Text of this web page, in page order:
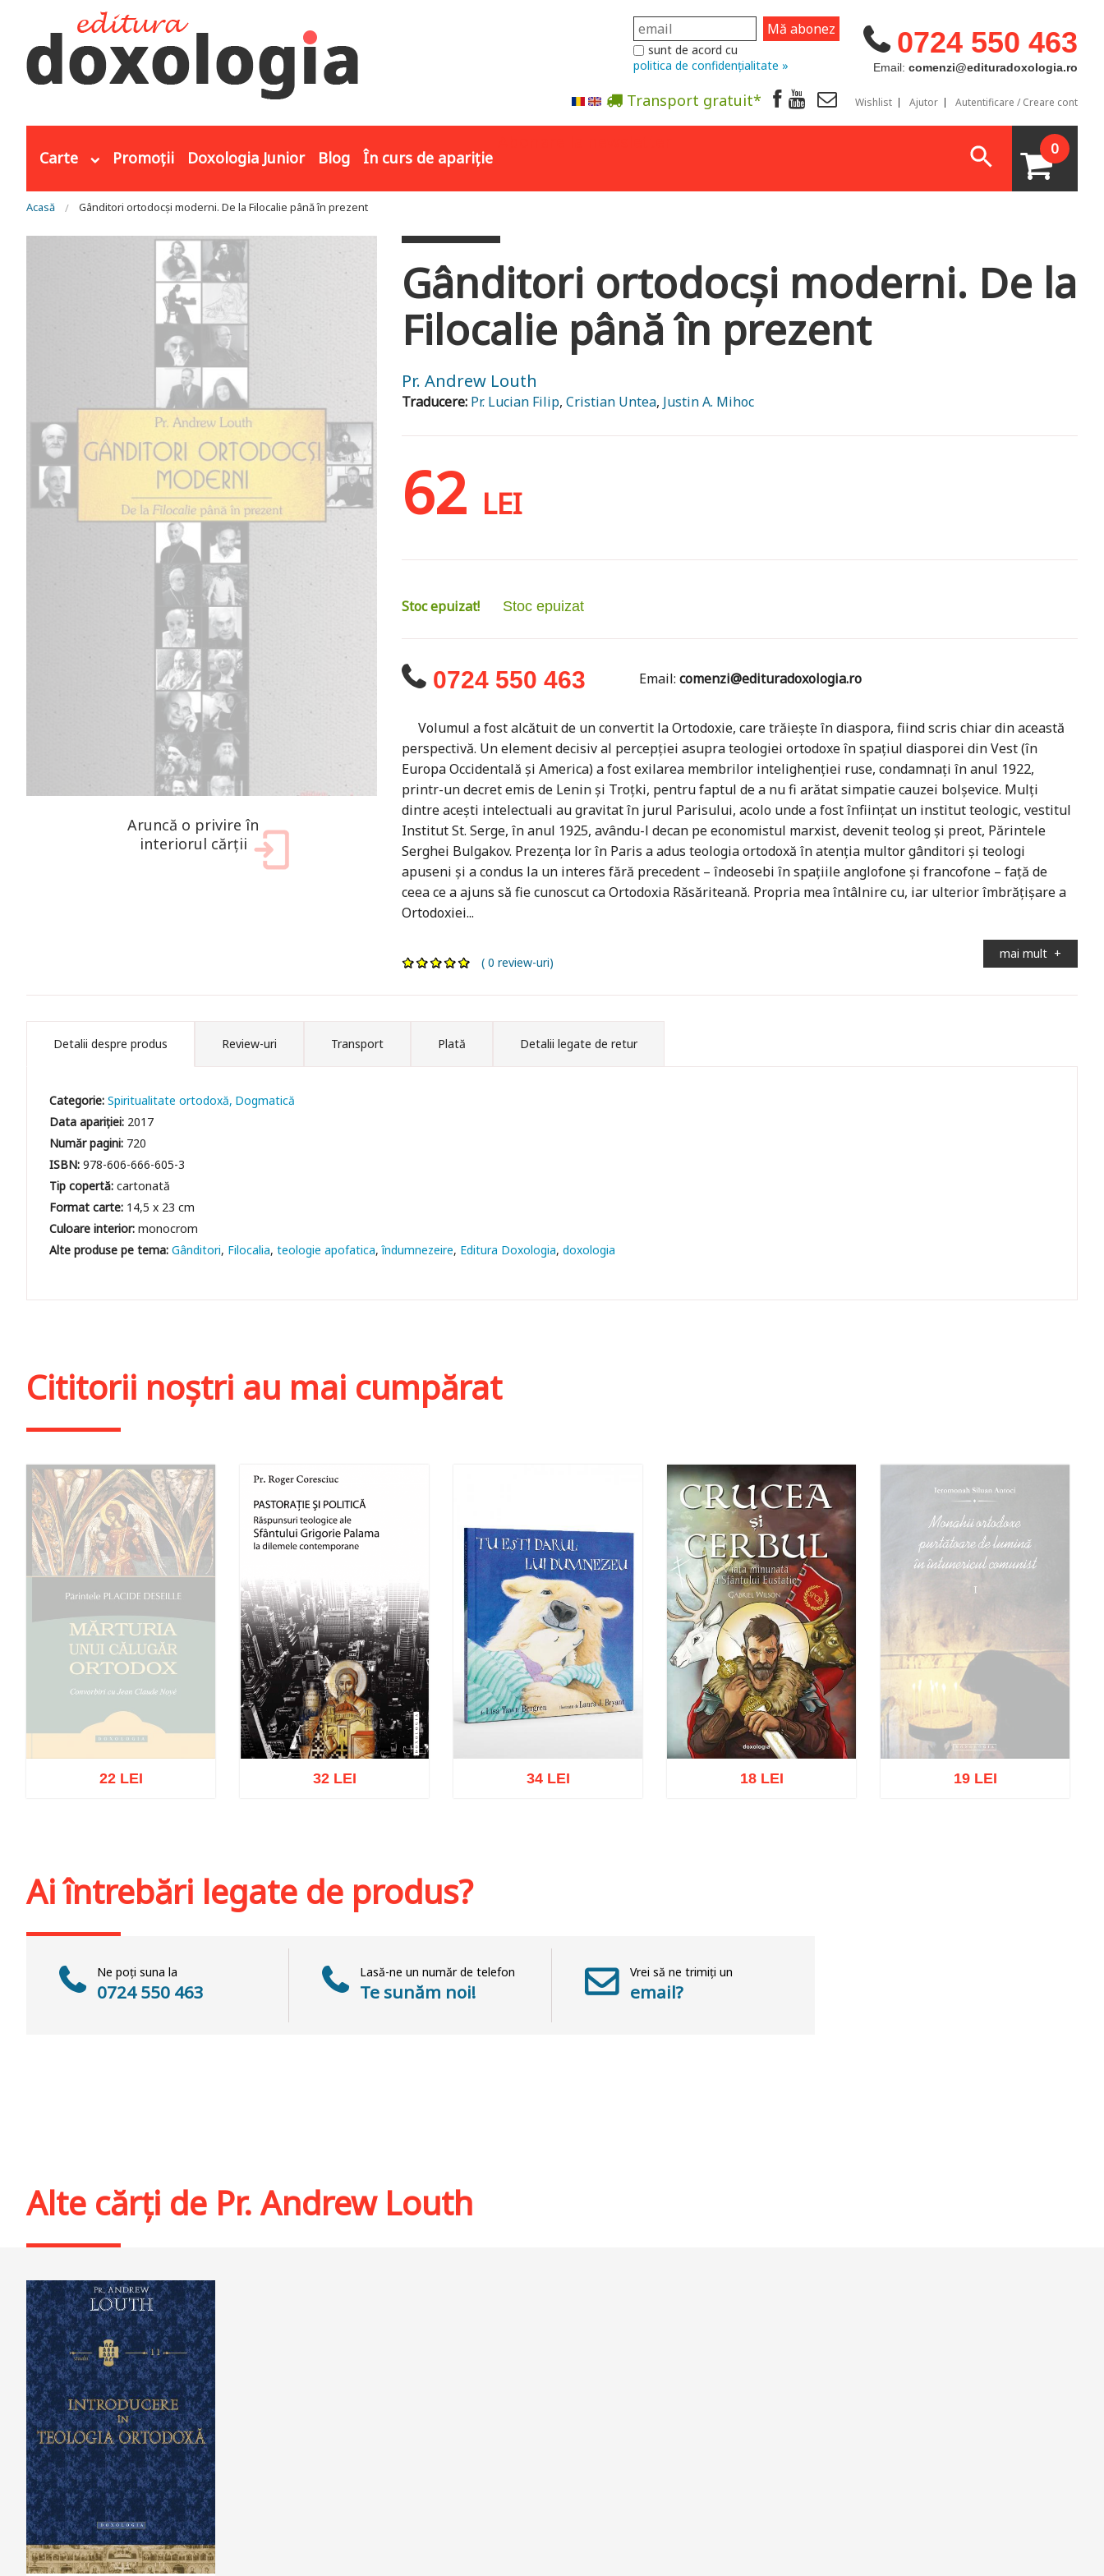
0724 550 463
Email: comenzi@edituradoxologia.ro
sunt de acord cu
politica de confidențialitate »
Transport gratuit* Wishlist Ajutor Autentificare / Creare cont
Carte Promoții Doxologia Junior Blog În curs de apariție 0
Eşti aici
Acasă Gânditori ortodocși moderni. De la Filocalie până în prezent
Aruncă o privire în
interiorul cărții
Gânditori ortodocși moderni. De la
Filocalie până în prezent
Pr. Andrew Louth
Traducere: Pr. Lucian Filip, Cristian Untea, Justin A. Mihoc
62 LEI
Stoc epuizat! Stoc epuizat
0724 550 463 Email:comenzi@edituradoxologia.ro
Volumul a fost alcătuit de un convertit la Ortodoxie, care trăiește în diaspora, fiind scris chiar din această
perspectivă. Un element decisiv al percepției asupra teologiei ortodoxe în spațiul diasporei din Vest (în
Europa Occidentală și America) a fost exilarea membrilor intelighenției ruse, condamnați în anul 1922,
printr-un decret emis de Lenin și Troțki, pentru faptul de a nu fi arătat simpatie cauzei bolșevice. Mulți
dintre acești intelectuali au gravitat în jurul Parisului, acolo unde a fost înființat un institut teologic, vestitul
Institut St. Serge, în anul 1925, avându-l decan pe economistul marxist, devenit teolog și preot, Părintele
Serghei Bulgakov. Prezența lor în Paris a adus teologia ortodoxă în atenția multor gânditori și teologi
apuseni și a condus la un interes fără precedent – îndeosebi în spațiile anglofone și francofone – față de
ceea ce a ajuns să fie cunoscut ca Ortodoxia Răsăriteană. Propria mea întâlnire cu, iar ulterior îmbrățișare a
Ortodoxiei...
mai mult +
( 0 review-uri)
Detalii despre produs Review-uri Transport Plată Detalii legate de retur
Categorie:Spiritualitate ortodoxă Dogmatică
Data apariției: 2017
Număr pagini: 720
ISBN:978-606-666-605-3
Tip copertă:cartonată
Format carte: 14,5 x 23 cm
Culoare interior:monocrom
Gânditori Filocalia teologie apofatica îndumnezeire Editura Doxologia doxologia
Cititorii noștri au mai cumpărat
22 LEI 32 LEI 34 LEI 18 LEI 19 LEI
Ai întrebări legate de produs?
Ne poți suna la
0724 550 463
Lasă-ne un număr de telefon
Te sunăm noi!
Vrei să ne trimiți un
email?
Alte cărți de Pr. Andrew Louth